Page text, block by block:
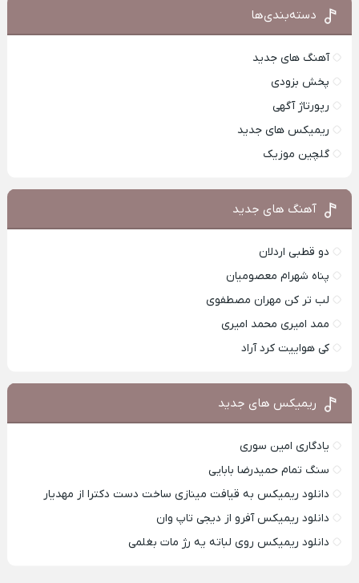
دسته‌بندی‌ها
آهنگ های جدید
پخش بزودی
رپورتاژ آگهی
ریمیکس های جدید
گلچین موزیک
آهنگ های جدید
دو قطبی اردلان
پناه شهرام معصومیان
لب تر کن مهران مصطفوی
ممد امیری محمد امیری
کی هواییت کرد آراد
ریمیکس های جدید
یادگاری امین سوری
سنگ تمام حمیدرضا بابایی
دانلود ریمیکس به قیافت مینازی ساخت دست دکترا از مهدیار
دانلود ریمیکس آفرو از ديجی تاپ وان
دانلود ریمیکس روی لباته یه رژ مات بغلمی